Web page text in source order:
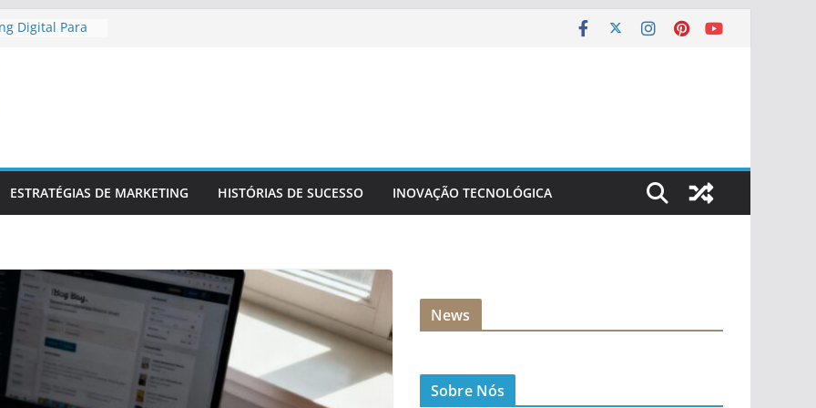
Digital Para
Presença
Sua Marca
ESTRATÉGIAS DE MARKETING HISTÓRIAS DE SUCESSO INOVAÇÃO TECNOLÓGICA
News
Sobre Nós